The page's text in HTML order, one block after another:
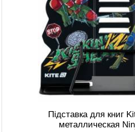
Підставка для книг
металлическая